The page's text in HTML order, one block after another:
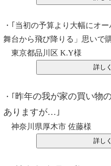
・｢当初の予算より大幅にオ
舞台から飛び降りる」思いで
東京都品川区 K.Y様
・｢ 昨年の我が家の買い物
ありますが… ｣
神奈川県厚木市 佐藤様